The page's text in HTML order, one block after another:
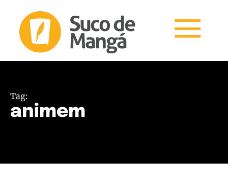
Tag:
animem